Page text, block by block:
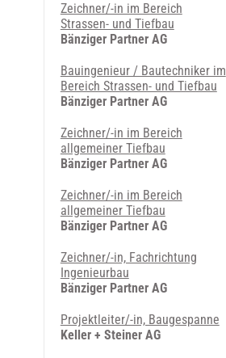
Zeichner/-in im Bereich
Strassen- und Tiefbau
Bänziger Partner AG
Bauingenieur / Bautechniker im
Bereich Strassen- und Tiefbau
Bänziger Partner AG
Zeichner/-in im Bereich
allgemeiner Tiefbau
Bänziger Partner AG
Zeichner/-in im Bereich
allgemeiner Tiefbau
Bänziger Partner AG
Zeichner/-in, Fachrichtung
Ingenieurbau
Bänziger Partner AG
Projektleiter/-in, Baugespanne
Keller + Steiner AG